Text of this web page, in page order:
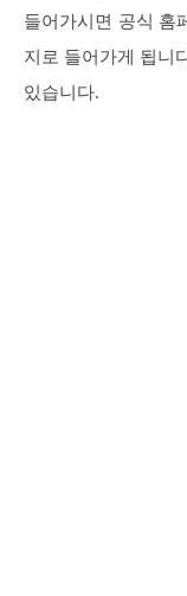
들어가시면 공식 홈
지로 들어가게 됩니
있습니다.